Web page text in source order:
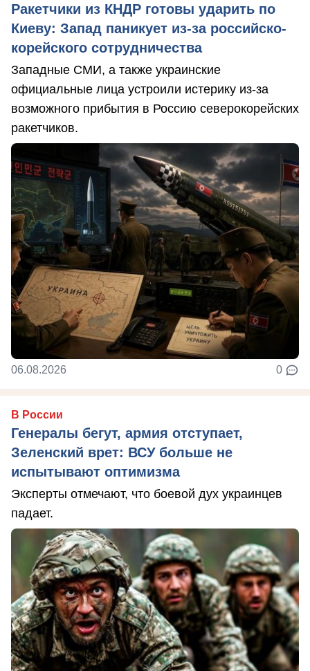
Ракетчики из КНДР готовы ударить по
Киеву: Запад паникует из-за российско-
корейского сотрудничества
Западные СМИ, а также украинские
официальные лица устроили истерику из-за
возможного прибытия в Россию северокорейских
ракетчиков.
06.08.2026 0
В России
Генералы бегут, армия отступает,
Зеленский врет: ВСУ больше не
испытывают оптимизма
Эксперты отмечают, что боевой дух украинцев
падает.